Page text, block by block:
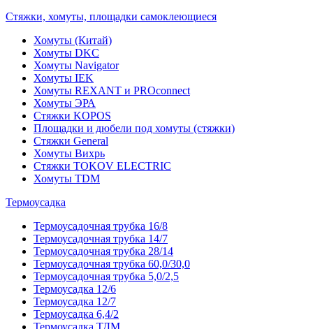
Стяжки, хомуты, площадки самоклеющиеся
Хомуты (Китай)
Хомуты DKC
Хомуты Navigator
Хомуты IEK
Хомуты REXANT и PROconnect
Хомуты ЭРА
Стяжки KOPOS
Площадки и дюбели под хомуты (стяжки)
Стяжки General
Хомуты Вихрь
Стяжки TOKOV ELECTRIC
Хомуты TDM
Термоусадка
Термоусадочная трубка 16/8
Термоусадочная трубка 14/7
Термоусадочная трубка 28/14
Термоусадочная трубка 60,0/30,0
Термоусадочная трубка 5,0/2,5
Термоусадка 12/6
Термоусадка 12/7
Термоусадка 6,4/2
Термоусадка ТДМ